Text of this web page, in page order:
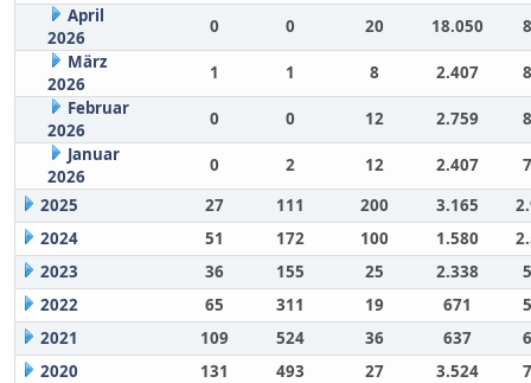
April
2026
0 0 20 18.050
März
2026
1 1 8 2.407
Februar
2026
0 0 12 2.759
Januar
2026
0 2 12 2.407
2025
27 111 200 3.165
2024
51 172 100 1.580
2023
36 155 25 2.338
2022
65 311 19 671
2021
109 524 36 637
2020
131 493 27 3.524